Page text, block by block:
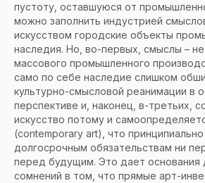
пустоту, оставшуюся от
можно заполнить индустрией
искусством городские объекты
наследия. Но, во-первых, смыслы –
массового промышленного
само по себе наследие слишком
культурно-смысловой реанимации в
перспективе и, наконец, в-третьих,
искусство потому и
(contemporary art), что
долгосрочным обязательствам ни
перед будущим. Это дает основания
сомнений в том, что прямые арт-